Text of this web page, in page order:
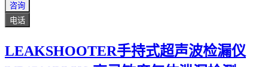
咨询
电话
LEAKSHOOTER手持式超声波检漏仪